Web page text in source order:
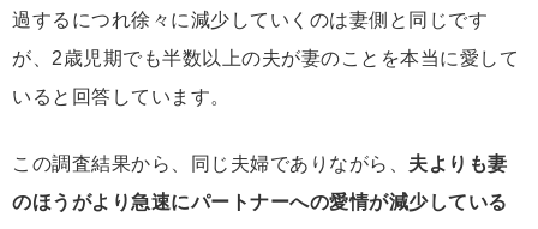
過するにつれ徐々に減少していくのは妻側と同じです
が、2歳児期でも半数以上の夫が妻のことを本当に愛して
いると回答しています。
この調査結果から、同じ夫婦でありながら、 夫よりも妻
のほうがより急速にパートナーへの愛情が減少している